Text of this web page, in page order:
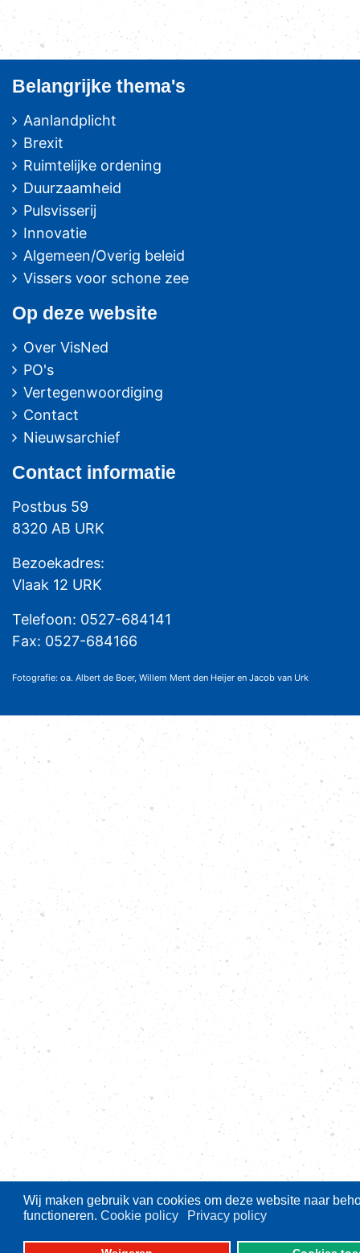
Wij maken gebruik van cookies om deze website naar
functioneren. Cookie policy Privacy policy
Belangrijke thema's
Aanlandplicht
Brexit
Ruimtelijke ordening
Duurzaamheid
Pulsvisserij
Innovatie
Algemeen/Overig beleid
Vissers voor schone zee
Op deze website
Over VisNed
PO's
Vertegenwoordiging
Contact
Nieuwsarchief
Contact informatie
Postbus 59
8320 AB URK
Bezoekadres:
Vlaak 12 URK
Telefoon: 0527-684141
Fax: 0527-684166
Fotografie: oa. Albert de Boer, Willem Ment den Heijer en Jacob van Urk